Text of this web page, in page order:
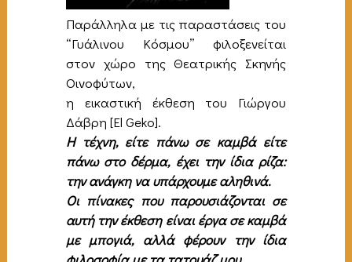
Παράλληλα με τις παραστάσεις του
“Γυάλινου Κόσμου” φιλοξενείται
στον χώρο της Θεατρικής Σκηνής
Οινοφύτων,
η εικαστική έκθεση του Γιώργου
Δάβρη [El Geko].
Η τέχνη, είτε πάνω σε καμβά είτε
πάνω στο δέρμα, έχει την ίδια ρίζα:
την ανάγκη να υπάρχουμε αληθινά.
Οι πίνακες που παρουσιάζονται σε
αυτή την έκθεση είναι έργα σε καμβά
με μπογιά, αλλά φέρουν την ίδια